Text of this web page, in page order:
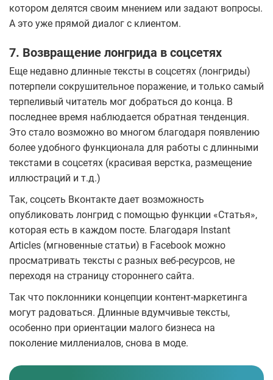
котором делятся своим мнением или задают вопросы.
А это уже прямой диалог с клиентом.
7. Возвращение лонгрида в соцсетях
Еще недавно длинные тексты в соцсетях (лонгриды)
потерпели сокрушительное поражение, и только самый
терпеливый читатель мог добраться до конца. В
последнее время наблюдается обратная тенденция.
Это стало возможно во многом благодаря появлению
более удобного функционала для работы с длинными
текстами в соцсетях (красивая верстка, размещение
иллюстраций и т.д.)
Так, соцсеть Вконтакте дает возможность
опубликовать лонгрид с помощью функции «Статья»,
которая есть в каждом посте. Благодаря Instant
Articles (мгновенные статьи) в Facebook можно
просматривать тексты с разных веб-ресурсов, не
переходя на страницу стороннего сайта.
Так что поклонники концепции контент-маркетинга
могут радоваться. Длинные вдумчивые тексты,
особенно при ориентации малого бизнеса на
поколение миллениалов, снова в моде.